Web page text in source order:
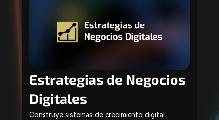
Estrategias de Negocios
Digitales
Construye sistemas de crecimiento digital